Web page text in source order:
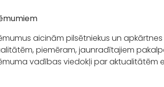
aicinām pilsētniekus un
piemēram, jaunradītajiem
vadības viedokļi par aktualitātēm